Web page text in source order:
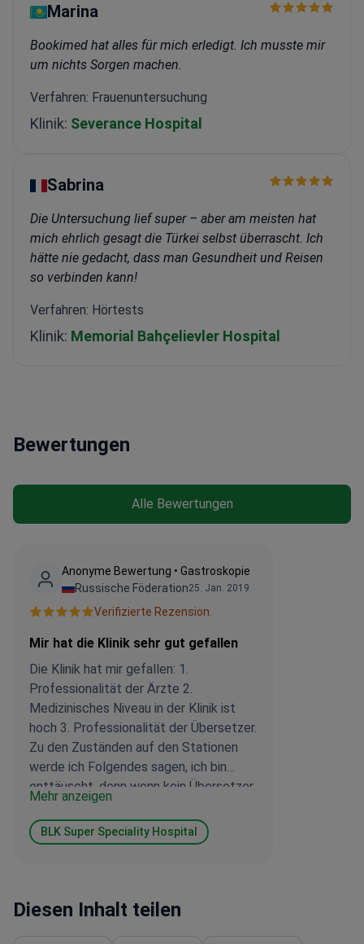
Marina
Bookimed hat alles für mich erledigt. Ich musste mir
um nichts Sorgen machen.
Verfahren: Frauenuntersuchung
Klinik: Severance Hospital
Sabrina
Die Untersuchung lief super – aber am meisten hat
mich ehrlich gesagt die Türkei selbst überrascht. Ich
hätte nie gedacht, dass man Gesundheit und Reisen
so verbinden kann!
Verfahren: Hörtests
Klinik: Memorial Bahçelievler Hospital
Bewertungen
Alle Bewertungen
Anonyme Bewertung • Gastroskopie
Russische Föderation25. Jan. 2019
Verifizierte Rezension.
Mir hat die Klinik sehr gut gefallen
Die Klinik hat mir gefallen: 1.
Professionalität der Ärzte 2.
Medizinisches Niveau in der Klinik ist
hoch 3. Professionalität der Übersetzer.
Zu den Zuständen auf den Stationen
werde ich Folgendes sagen, ich bin
enttäuscht, denn wenn kein Übersetzer
in der Nähe ist, ändert sich das
Interesse an Ihnen sofort dramatisch ....
Ich war gezwungen, meinen Mann in
mich verlassen konnte.
Mehr anzeigen
BLK Super Speciality Hospital
Diesen Inhalt teilen